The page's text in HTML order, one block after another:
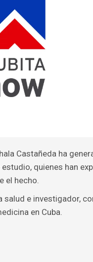
Castañeda ha
quienes han
el hecho.
salud e investigador,
en Cuba.